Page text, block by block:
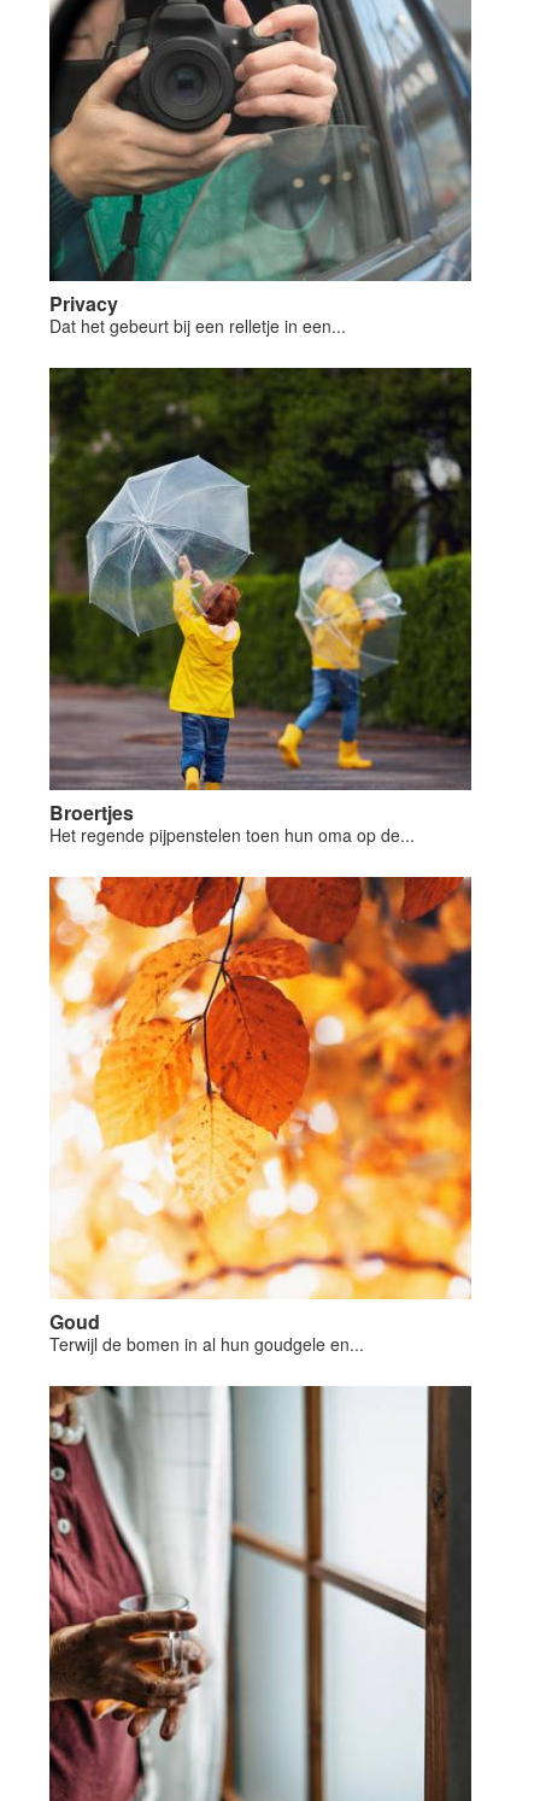
Privacy
Dat het gebeurt bij een relletje in een...
Broertjes
Het regende pijpenstelen toen hun oma op de...
Goud
Terwijl de bomen in al hun goudgele en...